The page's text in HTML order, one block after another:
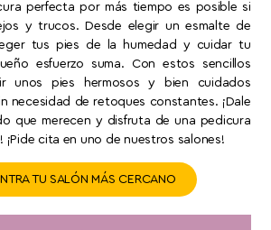
perfecta por más tiempo es posible si
y trucos. Desde elegir un esmalte de
tus pies de la humedad y cuidar tu
esfuerzo suma. Con estos sencillos
unos pies hermosos y bien cuidados
necesidad de retoques constantes. ¡Dale
que merecen y disfruta de una pedicura
cita en uno de nuestros salones!
TU SALÓN MÁS CERCANO